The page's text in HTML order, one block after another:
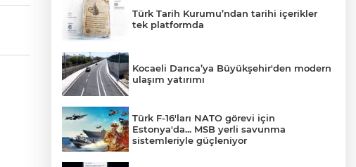
Türk Tarih Kurumu’ndan tarihi içerikler
tek platformda
Kocaeli Darıca’ya Büyükşehir'den modern
ulaşım yatırımı
Türk F-16'ları NATO görevi için
Estonya'da... MSB yerli savunma
sistemleriyle güçleniyor